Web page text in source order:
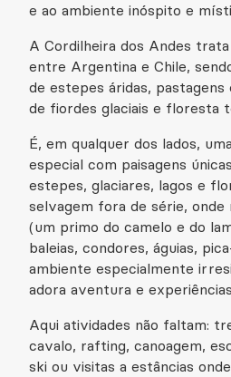
e ao ambiente inóspito e
A Cordilheira dos Andes
entre Argentina e Chile,
de estepes áridas,
de fiordes glaciais e floresta
É, em qualquer dos lados,
especial com paisagens
estepes, glaciares, lagos e
selvagem fora de série, onde
(um primo do camelo e do
baleias, condores, águias,
ambiente especialmente
adora aventura e
Aqui atividades não faltam:
cavalo, rafting, canoagem,
ski ou visitas a estâncias